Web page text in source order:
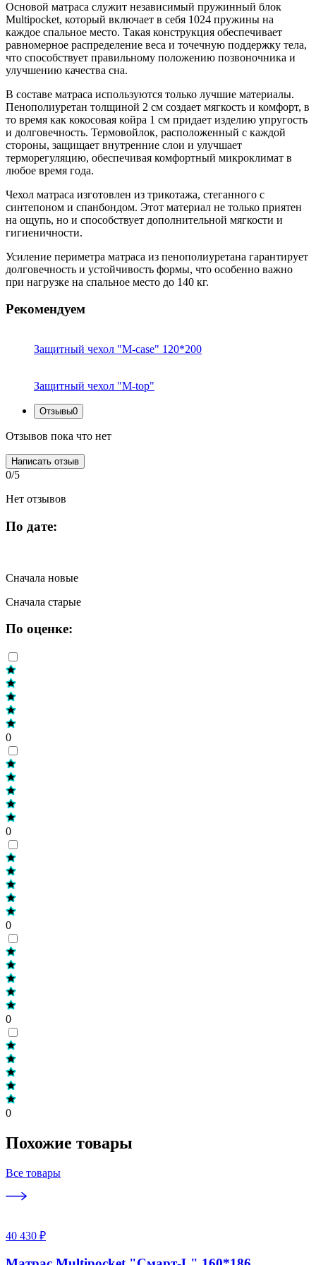
Основой матраса служит независимый пружинный блок
Multipocket, который включает в себя 1024 пружины на
каждое спальное место. Такая конструкция обеспечивает
равномерное распределение веса и точечную поддержку тела,
что способствует правильному положению позвоночника и
улучшению качества сна.
В составе матраса используются только лучшие материалы.
Пенополиуретан толщиной 2 см создает мягкость и комфорт, в
то время как кокосовая койра 1 см придает изделию упругость
и долговечность. Термовойлок, расположенный с каждой
стороны, защищает внутренние слои и улучшает
терморегуляцию, обеспечивая комфортный микроклимат в
любое время года.
Чехол матраса изготовлен из трикотажа, стеганного с
синтепоном и спанбондом. Этот материал не только приятен
на ощупь, но и способствует дополнительной мягкости и
гигиеничности.
Усиление периметра матраса из пенополиуретана гарантирует
долговечность и устойчивость формы, что особенно важно
при нагрузке на спальное место до 140 кг.
Рекомендуем
Защитный чехол "M-case" 120*200
Защитный чехол "M-top"
Отзывы0
Отзывов пока что нет
Написать отзыв
0/5
Нет отзывов
По дате:
Сначала новые
Сначала старые
По оценке:
0
0
0
0
0
Похожие товары
Все товары
40 430 ₽